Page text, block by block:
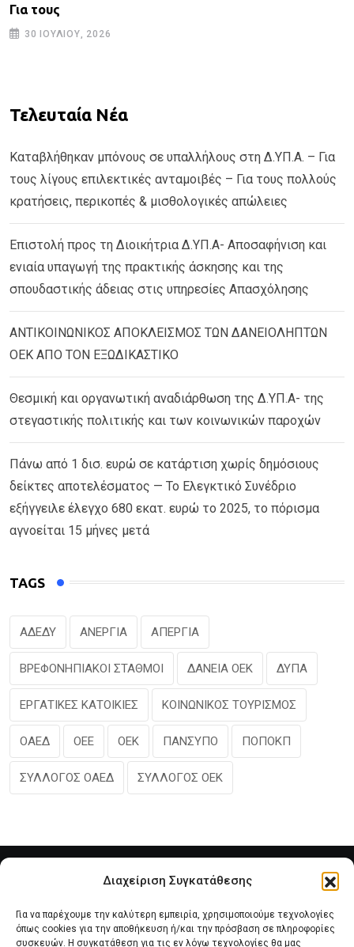
Διαχείριση Συγκατάθεσης
Για να παρέχουμε την καλύτερη εμπειρία, χρησιμοποιούμε τεχνολογίες
όπως cookies για την αποθήκευση ή/και την πρόσβαση σε πληροφορίες
συσκευών. Η συγκατάθεση για τις εν λόγω τεχνολογίες θα μας
Για τους
30 ΙΟΥΛΊΟΥ, 2026
Τελευταία Νέα
Καταβλήθηκαν μπόνους σε υπαλλήλους στη Δ.ΥΠ.Α. – Για
τους λίγους επιλεκτικές ανταμοιβές – Για τους πολλούς
κρατήσεις, περικοπές & μισθολογικές απώλειες
Επιστολή προς τη Διοικήτρια Δ.ΥΠ.Α- Αποσαφήνιση και
ενιαία υπαγωγή της πρακτικής άσκησης και της
σπουδαστικής άδειας στις υπηρεσίες Απασχόλησης
ΑΝΤΙΚΟΙΝΩΝΙΚΟΣ ΑΠΟΚΛΕΙΣΜΟΣ ΤΩΝ ΔΑΝΕΙΟΛΗΠΤΩΝ
ΟΕΚ ΑΠΟ ΤΟΝ ΕΞΩΔΙΚΑΣΤΙΚΟ
Θεσμική και οργανωτική αναδιάρθωση της Δ.ΥΠ.Α- της
στεγαστικής πολιτικής και των κοινωνικών παροχών
Πάνω από 1 δισ. ευρώ σε κατάρτιση χωρίς δημόσιους
δείκτες αποτελέσματος — Το Ελεγκτικό Συνέδριο
εξήγγειλε έλεγχο 680 εκατ. ευρώ το 2025, το πόρισμα
αγνοείται 15 μήνες μετά
TAGS
ΑΔΕΔΥ ΑΝΕΡΓΙΑ ΑΠΕΡΓΙΑ
ΒΡΕΦΟΝΗΠΙΑΚΟΙ ΣΤΑΘΜΟΙ ΔΑΝΕΙΑ ΟΕΚ ΔΥΠΑ
ΕΡΓΑΤΙΚΕΣ ΚΑΤΟΙΚΙΕΣ ΚΟΙΝΩΝΙΚΟΣ ΤΟΥΡΙΣΜΟΣ
ΟΑΕΔ ΟΕΕ ΟΕΚ ΠΑΝΣΥΠΟ ΠΟΠΟΚΠ
ΣΥΛΛΟΓΟΣ ΟΑΕΔ ΣΥΛΛΟΓΟΣ ΟΕΚ